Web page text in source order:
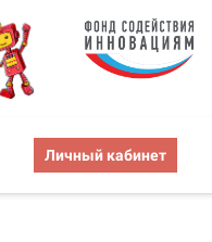
Личный кабинет